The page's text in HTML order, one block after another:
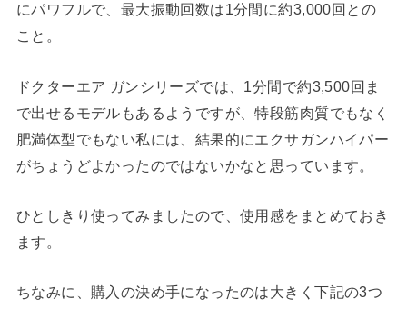
にパワフルで、最大振動回数は1分間に約3,000回との
こと。
ドクターエア ガンシリーズでは、1分間で約3,500回ま
で出せるモデルもあるようですが、特段筋肉質でもなく
肥満体型でもない私には、結果的にエクサガンハイパー
がちょうどよかったのではないかなと思っています。
ひとしきり使ってみましたので、使用感をまとめておき
ます。
ちなみに、購入の決め手になったのは大きく下記の3つ